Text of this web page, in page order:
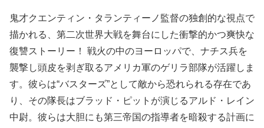
鬼才クエンティン・タランティーノ監督の独創的な視点で
描かれる、第二次世界大戦を舞台にした衝撃的かつ爽快な
復讐ストーリー！ 戦火の中のヨーロッパで、ナチス兵を
襲撃し頭皮を剥ぎ取るアメリカ軍のゲリラ部隊が活躍しま
す。彼らは“バスターズ”として敵から恐れられる存在であ
り、その隊長はブラッド・ピットが演じるアルド・レイン
中尉。彼らは大胆にも第三帝国の指導者を暗殺する計画に